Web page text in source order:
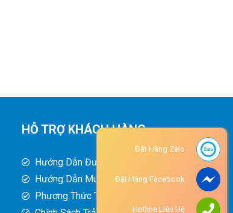
HỖ TRỢ KHÁCH HÀNG
Hướng Dẫn Đường Đi
Hướng Dẫn Mua Hàng
Phương Thức Thanh Toán
Đặt Hàng Zalo
Đặt Hàng Facebook
Hotline Liên Hệ